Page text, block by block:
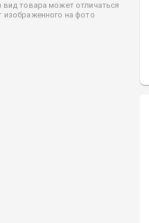
вид товара может отличаться
изображенного на фото